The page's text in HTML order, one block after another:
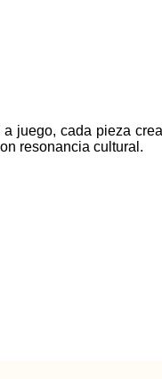
juego, cada pieza
resonancia cultural.